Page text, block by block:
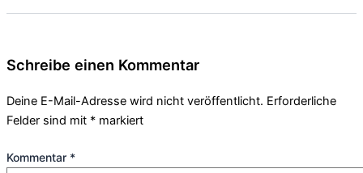
Schreibe einen Kommentar
Deine E-Mail-Adresse wird nicht veröffentlicht. Erforderliche
Felder sind mit * markiert
Kommentar *